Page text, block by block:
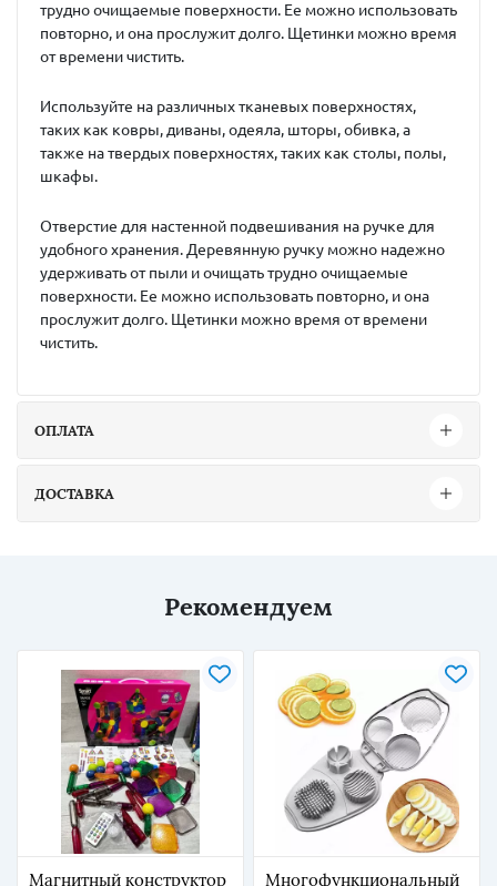
трудно очищаемые поверхности. Ее можно использовать
повторно, и она прослужит долго. Щетинки можно время
от времени чистить.
Используйте на различных тканевых поверхностях,
таких как ковры, диваны, одеяла, шторы, обивка, а
также на твердых поверхностях, таких как столы, полы,
шкафы.
Отверстие для настенной подвешивания на ручке для
удобного хранения. Деревянную ручку можно надежно
удерживать от пыли и очищать трудно очищаемые
поверхности. Ее можно использовать повторно, и она
прослужит долго. Щетинки можно время от времени
чистить.
ОПЛАТА
ДОСТАВКА
Рекомендуем
Магнитный конструктор
Многофункциональный